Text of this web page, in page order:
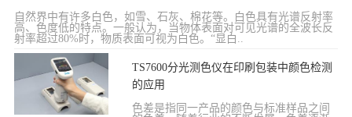
自然界中有许多白色，如雪、石灰、棉花等。白色具有光谱反射率
高、色度低的特点。一般认为，当物体表面对可见光谱的全波长反
射率超过80%时，物质表面可视为白色。“显白..
TS7600分光测色仪在印刷包装中颜色检测
的应用
色差是指同一产品的颜色与标准样品之间